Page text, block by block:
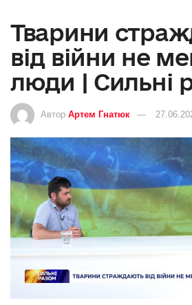
Тварини
від війни не
люди | Сильні
Автор Артем Гнатюк